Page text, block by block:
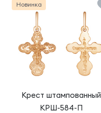
Крест штампованный
КРШ-584-П
Новинка